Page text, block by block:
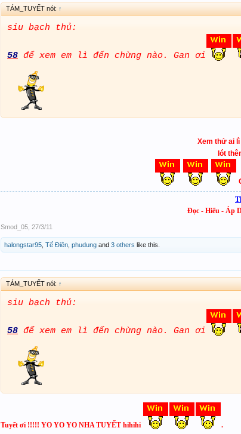
TÁM_TUYẾT nói: ↑
siu bạch thủ:
58 để xem em lì đến chừng nào. Gan ơi
Xem thử ai
lót
Đọc - Hiểu - Áp
Smod_05 27/3/11
halongstar95 Tế Điên phudung and 3 others like this.
TÁM_TUYẾT nói: ↑
siu bạch thủ:
58 để xem em lì đến chừng nào. Gan ơi
Tuyết ơi !!!!! YO YO YO NHA TUYẾT hihihi .